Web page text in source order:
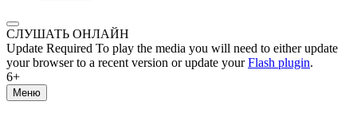
СЛУШАТЬ ОНЛАЙН
Update Required To play the media you will need to either update
your browser to a recent version or update yourFlash plugin.
6+
Меню